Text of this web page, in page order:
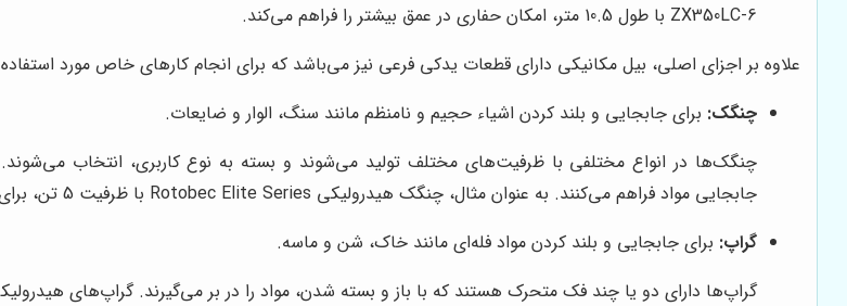
ZX350LC-6 با طول 10.5 متر، امکان حفاری در عمق بیشتر را فراهم می‌کند.
علاوه بر اجزای اصلی، بیل مکانیکی دارای قطعات یدکی فرعی نیز می‌باشد که برای انجام کارهای خاص مورد استفاده
چنگک: برای جابجایی و بلند کردن اشیاء حجیم و نامنظم مانند سنگ، الوار و ضایعات.
جابجایی مواد فراهم می‌کنند. به عنوان مثال، چنگک هیدرولیکی Rotobec Elite Series با ظرفیت 5 تن، برای جابجایی الوار و ضایعات در صنایع چوب و بازیافت مناسب است.
گراپ: برای جابجایی و بلند کردن مواد فله‌ای مانند خاک، شن و ماسه.
گراپ‌ها دارای دو یا چند فک متحرک هستند که با باز و بسته شدن، مواد را در بر می‌گیرند. گراپ‌های